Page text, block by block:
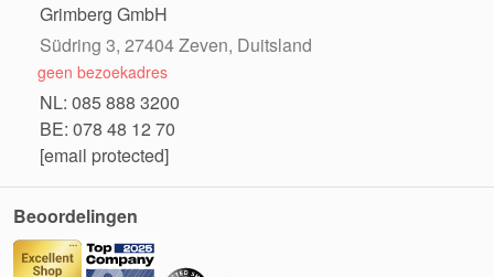
Grimberg GmbH
Südring 3, 27404 Zeven, Duitsland
geen bezoekadres
NL: 085 888 3200
BE: 078 48 12 70
[email protected]
Beoordelingen